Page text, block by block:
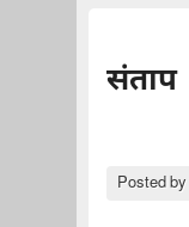
संताप
Posted by